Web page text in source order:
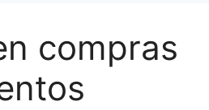
compras